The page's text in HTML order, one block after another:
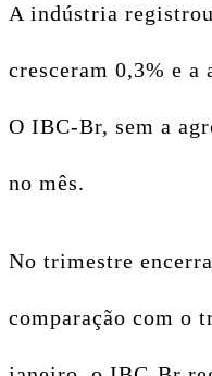
A indústria
cresceram 0,3% e
O IBC-Br, sem a
no mês.
No trimestre
comparação com o